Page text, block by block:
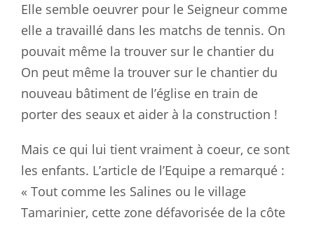
Elle semble oeuvrer pour le Seigneur comme
elle a travaillé dans les matchs de tennis. On
pouvait même la trouver sur le chantier du
On peut même la trouver sur le chantier du
nouveau bâtiment de l’église en train de
porter des seaux et aider à la construction !
Mais ce qui lui tient vraiment à coeur, ce sont
les enfants. L’article de l’Equipe a remarqué :
« Tout comme les Salines ou le village
Tamarinier, cette zone défavorisée de la côte